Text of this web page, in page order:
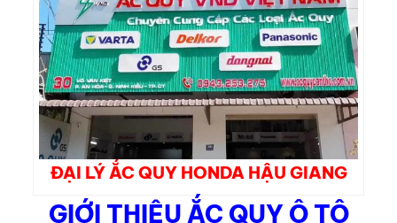
ĐẠI LÝ ẮC QUY HONDA HẬU GIANG
GIỚI THIỆU ẮC QUY Ô TÔ